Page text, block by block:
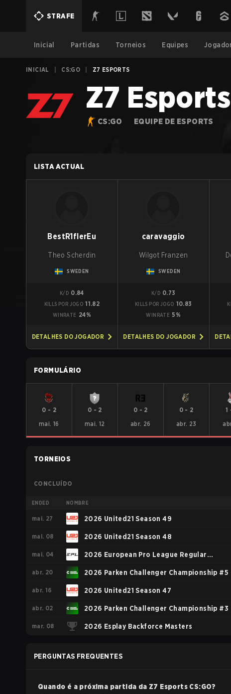
STRAFE
Inicial Partidas Torneios Equipes
INICIAL CS:GO Z7 ESPORTS
Z7 Esports
CS:GO EQUIPE DE ESPORTS
LISTA ACTUAL
BestR1flerEu
Theo Scherdin
SWEDEN
K/D 0.84
KILLS POR JOGO 11.82
WINRATE 24%
DETALHES DO JOGADOR
caravaggio
Wilgot Franzen
SWEDEN
K/D 0.73
KILLS POR JOGO 10.83
WINRATE 5%
DETALHES DO JOGADOR
FORMULÁRIO
0 - 2
mai. 16
0 - 2
mai. 12
0 - 2
abr. 26
0 - 2
abr. 23
1
TORNEIOS
CONCLUÍDO
ENDED NOMBRE
mai. 27 2026 United21 Season 49
mai. 08 2026 United21 Season 48
mai. 04 2026 European Pro League Regular
Season 4
abr. 20 2026 Parken Challenger Championship #5
abr. 16 2026 United21 Season 47
abr. 02 2026 Parken Challenger Championship #3
mar. 08 2026 Esplay Backforce Masters
PERGUNTAS FREQUENTES
Quando é a próxima partida da Z7 Esports CS:GO?